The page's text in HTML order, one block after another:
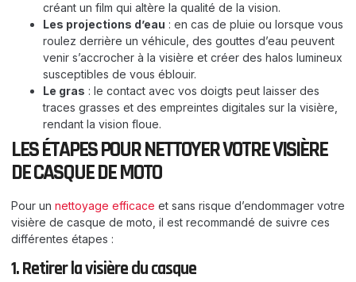
créant un film qui altère la qualité de la vision.
Les projections d’eau : en cas de pluie ou lorsque vous
roulez derrière un véhicule, des gouttes d’eau peuvent
venir s’accrocher à la visière et créer des halos lumineux
susceptibles de vous éblouir.
Le gras : le contact avec vos doigts peut laisser des
traces grasses et des empreintes digitales sur la visière,
rendant la vision floue.
LES ÉTAPES POUR NETTOYER VOTRE VISIÈRE
DE CASQUE DE MOTO
Pour un nettoyage efficace et sans risque d’endommager votre
visière de casque de moto, il est recommandé de suivre ces
différentes étapes :
1. Retirer la visière du casque